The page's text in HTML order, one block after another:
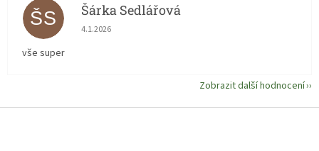
ŠS Šárka Sedlářová
Hodnocení obchodu je 5 z 5 hvězdiček.
4.1.2026
vše super
Zobrazit další hodnocení
Z